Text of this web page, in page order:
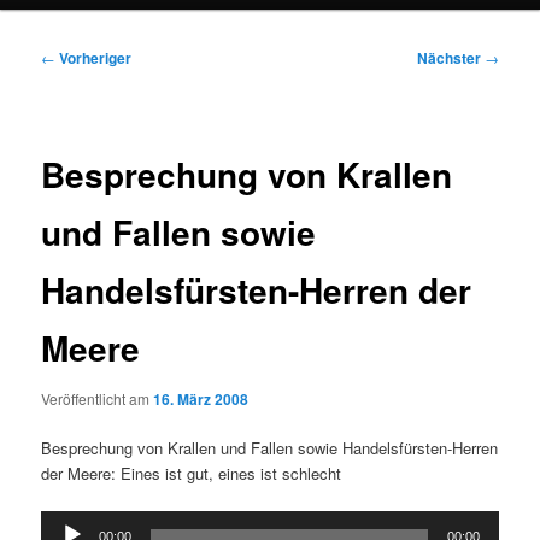
Beitragsnavigation
← Vorheriger Nächster →
Besprechung von Krallen
und Fallen sowie
Handelsfürsten-Herren der
Meere
Veröffentlicht am16. März 2008
Besprechung von Krallen und Fallen sowie Handelsfürsten-Herren
der Meere: Eines ist gut, eines ist schlecht
Audio-
00:00 00:00